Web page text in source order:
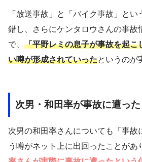
「放送事故」と「バイク事故」と
錯し、さらにケンタロウさんの事故
で、 「平野レミの息子が事故を起こ
い噂が形成されていったというのが
次男・和田率が事故に遭っ
次男の和田率さんについても「事故
う噂がネット上に出回ったことがあ